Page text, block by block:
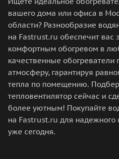
вашего дома или офиса в
области? Разнообразие
на Fastrust.ru обеспечит
комфортным обогревом в
качественные обогреватели
атмосферу, гарантируя
тепла по помещению.
тепловентилятор сейчас и
более уютным! Покупайте
на Fastrust.ru для надежного
уже сегодня.